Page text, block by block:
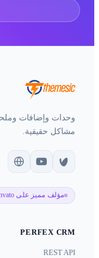
مشاكل حقيقية.
مؤلف مميز على Envato
PERFEX CRM
REST API